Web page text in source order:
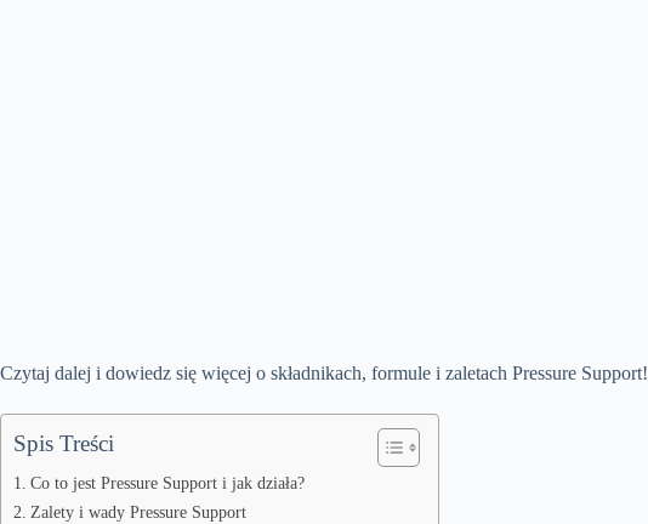
Czytaj dalej i dowiedz się więcej o składnikach, formule i zaletach Pressure Support!
Spis Treści
Co to jest Pressure Support i jak działa?
Zalety i wady Pressure Support